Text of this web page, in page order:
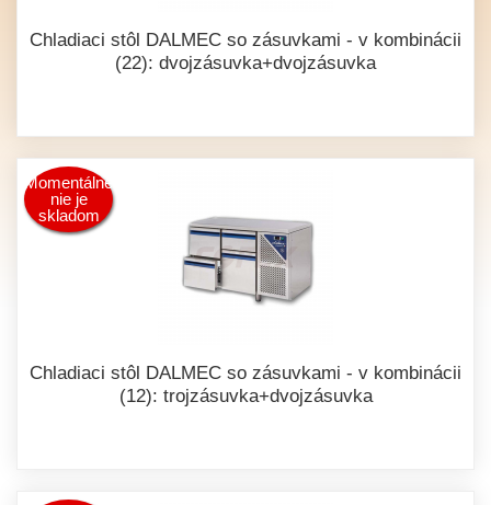
Chladiaci stôl DALMEC so zásuvkami - v kombinácii
(22): dvojzásuvka+dvojzásuvka
Momentálne
nie je
skladom
Chladiaci stôl DALMEC so zásuvkami - v kombinácii
(12): trojzásuvka+dvojzásuvka